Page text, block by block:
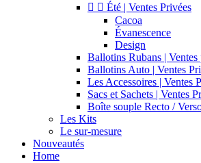
  Été | Ventes Privées
Cacoa
Évanescence
Design
Ballotins Rubans | Ventes
Ballotins Auto | Ventes
Les Accessoires | Ventes
Sacs et Sachets | Ventes
Boîte souple Recto /
Les Kits
Le sur-mesure
Nouveautés
Home